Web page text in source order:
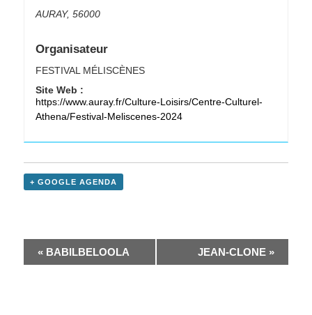
AURAY, 56000
Organisateur
FESTIVAL MÉLISCÈNES
Site Web :
https://www.auray.fr/Culture-Loisirs/Centre-Culturel-
Athena/Festival-Meliscenes-2024
+ GOOGLE AGENDA
« BABILBELOOLA JEAN-CLONE »